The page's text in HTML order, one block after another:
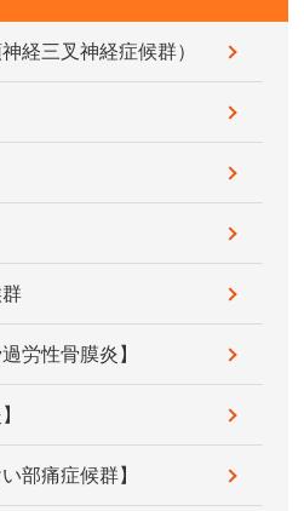
経三叉神経症候群）
労性骨膜炎】
部痛症候群】